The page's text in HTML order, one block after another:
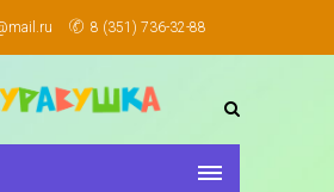
8 (351) 736-32-88